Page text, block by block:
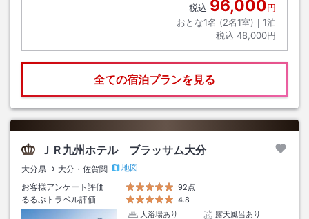
税込 96,000円
おとな1名 (2名1室)｜ 1泊
税込 48,000円
全ての宿泊プランを見る
ＪＲ九州ホテル ブラッサム大分
大分県 大分・佐賀関
地図
お客様アンケート評価
92点
るるぶトラベル評価
4.8
大浴場あり
露天風呂あり